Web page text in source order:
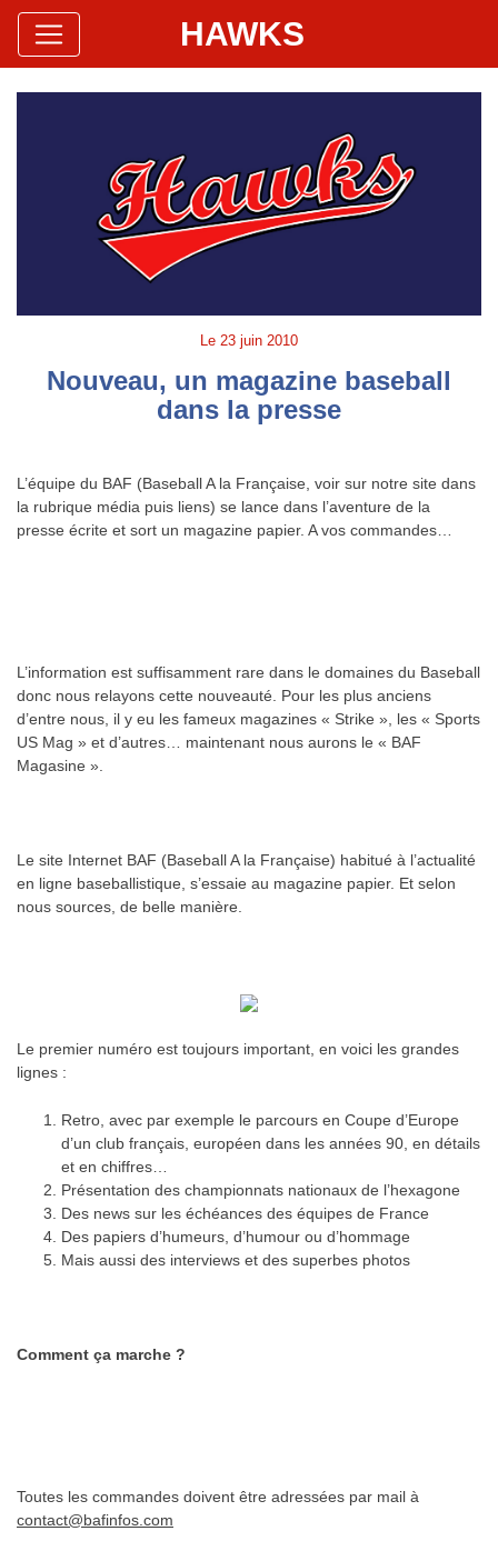
Hawks Baseball Softball
Site Officiel HAWKS
Le 23 juin 2010
Nouveau, un magazine baseball
dans la presse
L’équipe du BAF (Baseball A la Française, voir sur notre site dans
la rubrique média puis liens) se lance dans l’aventure de la
presse écrite et sort un magazine papier. A vos commandes…
L’information est suffisamment rare dans le domaines du Baseball
donc nous relayons cette nouveauté. Pour les plus anciens
d’entre nous, il y eu les fameux magazines « Strike », les « Sports
US Mag » et d’autres… maintenant nous aurons le « BAF
Magasine ».
Le site Internet BAF (Baseball A la Française) habitué à l’actualité
en ligne baseballistique, s’essaie au magazine papier. Et selon
nous sources, de belle manière.
Le premier numéro est toujours important, en voici les grandes
lignes :
Retro, avec par exemple le parcours en Coupe d’Europe
d’un club français, européen dans les années 90, en détails
et en chiffres…
Présentation des championnats nationaux de l’hexagone
Des news sur les échéances des équipes de France
Des papiers d’humeurs, d’humour ou d’hommage
Mais aussi des interviews et des superbes photos
Comment ça marche ?
Toutes les commandes doivent être adressées par mail à
contact@bafinfos.com